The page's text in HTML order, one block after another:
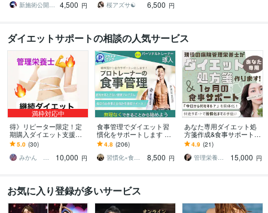
人間関係・起業
新施術公開→≪相手意識強制変化≫◆星桜龍
4,500 円
だけの能力を視ます
桜アズサ☯️
6,500 円
ダイエットサポートの相談の人気サービス
満枠対応中
得》リピーター限定！定
期購入ダイエット支援し
ます ２ヶ月目以降よりお
得にダイエット継続プラ
ン！よりお得に！
5.0 (30)
みかん ✳︎管理栄養士✳︎
10,000 円
食事管理でダイエット習
慣化をサポートします 無
理な制限なし！続く食事
改善サポート
4.8 (206)
習慣化×食事改善ダイエットコーチ｜琢人
8,500 円
あなた専用ダイエット処
方箋作成&食事サポートし
ます 年間1,000件栄養指導
する現役の病院管理栄養
士が全力伴走！
4.9 (21)
管理栄養士つき
15,000 円
お気に入り登録が多いサービス